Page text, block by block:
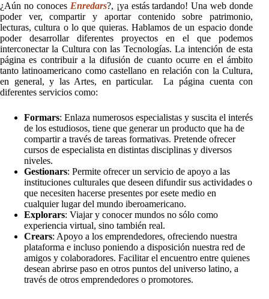
¿Aún no conoces Enredars?, ¡ya estás tardando! Una web donde
poder ver, compartir y aportar contenido sobre patrimonio,
lecturas, cultura o lo que quieras. Hablamos de un espacio donde
poder desarrollar diferentes proyectos en el que podemos
interconectar la Cultura con las Tecnologías. La intención de esta
página es contribuir a la difusión de cuanto ocurre en el ámbito
tanto latinoamericano como castellano en relación con la Cultura,
en general, y las Artes, en particular. La página cuenta con
diferentes servicios como:
Formars: Enlaza numerosos especialistas y suscita el interés
de los estudiosos, tiene que generar un producto que ha de
compartir a través de tareas formativas. Pretende ofrecer
cursos de especialista en distintas disciplinas y diversos
niveles.
Gestionars: Permite ofrecer un servicio de apoyo a las
instituciones culturales que deseen difundir sus actividades o
que necesiten hacerse presentes por esete medio en
cualquier lugar del mundo iberoamericano.
Explorars: Viajar y conocer mundos no sólo como
experiencia virtual, sino también real.
Crears: Apoyo a los emprendedores, ofreciendo nuestra
plataforma e incluso poniendo a disposición nuestra red de
amigos y colaboradores. Facilitar el encuentro entre quienes
desean abrirse paso en otros puntos del universo latino, a
través de otros emprendedores o promotores.